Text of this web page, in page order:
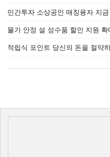
민간투자 소상공인 매칭융자 지
물가 안정 설 성수품 할인 지원 확
적립식 포인트 당신의 돈을 절약